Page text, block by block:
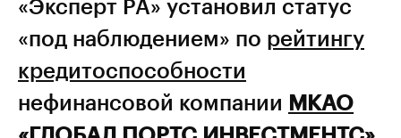
«Эксперт РА» установил статус
«под наблюдением» по рейтингу
кредитоспособности
нефинансовой компании МКАО